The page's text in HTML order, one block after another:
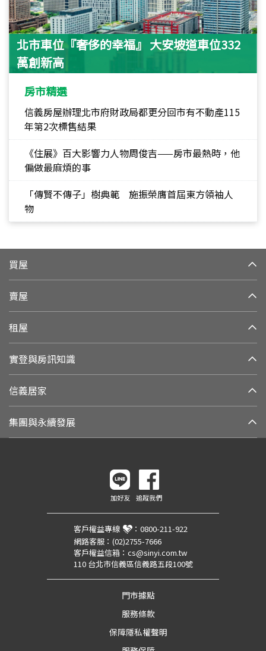
北市車位『奢侈的幸福』 大安坡道車位332
萬創新高
房市精選
信義房屋辦理北市府財政局都更分回市有不動產115
年第2次標售結果
《住展》百大影響力人物周俊吉——房市最熱時，他
偏做最麻煩的事
「傳賢不傳子」樹典範 施振榮膺首屆東方領袖人
物
買屋
賣屋
租屋
實登與房訊知識
信義居家
集團與永續發展
加好友 追蹤我們
客戶權益專線 ： 0800-211-922
網路客服： (02)2755-7666
客戶權益信箱： cs@sinyi.com.tw
110 台北市信義區信義路五段100號
門市據點
服務條款
保障隱私權聲明